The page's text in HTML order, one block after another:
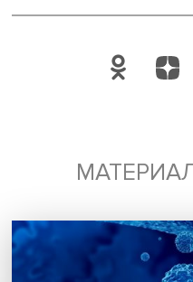
оптимальный вариант,
Луиза Амелина,